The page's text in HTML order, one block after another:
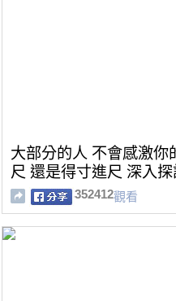
大部分的人 不會感激你
尺 還是得寸進尺 深入
352412觀看